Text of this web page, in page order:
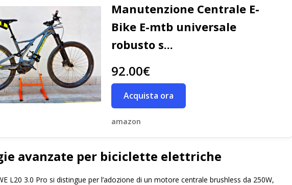
Manutenzione Centrale E-
Bike E-mtb universale
robusto s...
92.00€
Acquista ora
amazon
avanzate per biciclette elettriche
L20 3.0 Pro si distingue per l’adozione di un motore centrale brushless da 250W,